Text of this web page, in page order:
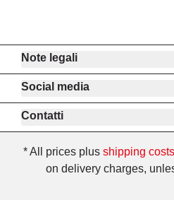
Note legali
Social media
Contatti
* All prices plus shipping costs
on delivery charges,